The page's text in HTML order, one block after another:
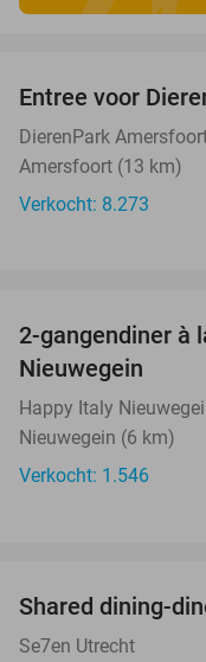
Entree voor
DierenPark
Amersfoort (13 km)
Verkocht: 8.273
2-gangendiner à
Nieuwegein
Happy Italy
Nieuwegein (6 km)
Verkocht: 1.546
Shared dining-
Se7en Utrecht